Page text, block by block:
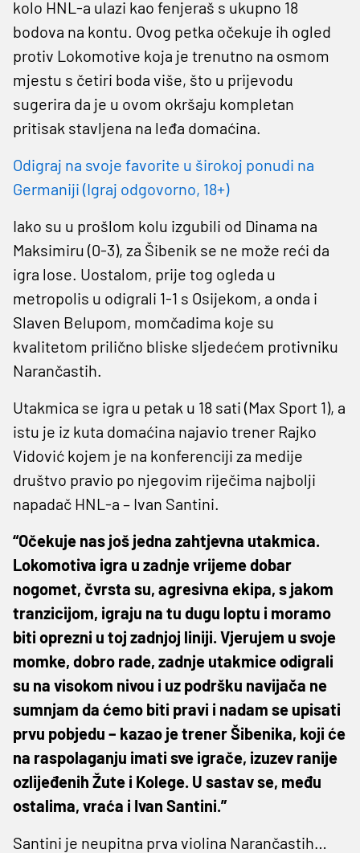
kolo HNL-a ulazi kao fenjeraš s ukupno 18
bodova na kontu. Ovog petka očekuje ih ogled
protiv Lokomotive koja je trenutno na osmom
mjestu s četiri boda više, što u prijevodu
sugerira da je u ovom okršaju kompletan
pritisak stavljena na leđa domaćina.
Odigraj na svoje favorite u širokoj ponudi na
Germaniji (Igraj odgovorno, 18+)
Iako su u prošlom kolu izgubili od Dinama na
Maksimiru (0-3), za Šibenik se ne može reći da
igra lose. Uostalom, prije tog ogleda u
metropolis u odigrali 1-1 s Osijekom, a onda i
Slaven Belupom, momčadima koje su
kvalitetom prilično bliske sljedećem protivniku
Narančastih.
Utakmica se igra u petak u 18 sati (Max Sport 1), a
istu je iz kuta domaćina najavio trener Rajko
Vidović kojem je na konferenciji za medije
društvo pravio po njegovim riječima najbolji
napadač HNL-a – Ivan Santini.
“Očekuje nas još jedna zahtjevna utakmica.
Lokomotiva igra u zadnje vrijeme dobar
nogomet, čvrsta su, agresivna ekipa, s jakom
tranzicijom, igraju na tu dugu loptu i moramo
biti oprezni u toj zadnjoj liniji. Vjerujem u svoje
momke, dobro rade, zadnje utakmice odigrali
su na visokom nivou i uz podršku navijača ne
sumnjam da ćemo biti pravi i nadam se upisati
prvu pobjedu – kazao je trener Šibenika, koji će
na raspolaganju imati sve igrače, izuzev ranije
ozlijeđenih Žute i Kolege. U sastav se, među
ostalima, vraća i Ivan Santini.”
Santini je neupitna prva violina Narančastih…